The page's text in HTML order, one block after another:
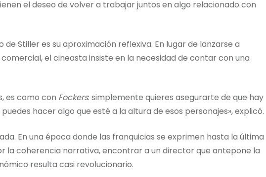
el deseo de volver a trabajar juntos en algo relacionado con
Stiller es su aproximación reflexiva. En lugar de lanzarse a
el cineasta insiste en la necesidad de contar con una
es como con Fockers: simplemente quieres asegurarte de que hay
hacer algo que esté a la altura de esos personajes», explicó.
En una época donde las franquicias se exprimen hasta la última
la coherencia narrativa, encontrar a un director que antepone la
resulta casi revolucionario.